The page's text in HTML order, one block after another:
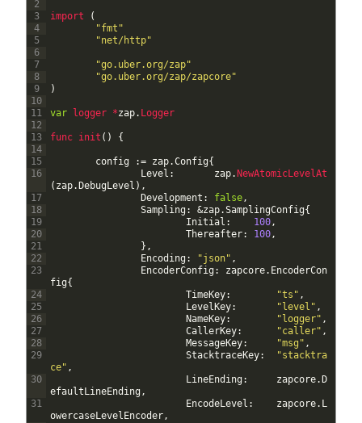
2
3
4
5
6
7
8
9
10
11
12
13
14
15
16
17
18
19
20
21
22
23
24
25
26
27
28
29
30
31
import
(
"fmt"
"net/http"
"go.uber.org/zap"
"go.uber.org/zap/zapcore"
)
var logger *zap. Logger
func init ( ) {
config := zap.Config{
Level : zap.NewAtomicLevelAt
( zap.DebugLevel ) ,
Development : false,
Sampling : &zap.SamplingConfig{
Initial : 100,
Thereafter: 100,
} ,
Encoding : "json" ,
EncoderConfig : zapcore. EncoderCon
fig{
TimeKey: "ts" ,
LevelKey: "level" ,
NameKey: "logger" ,
CallerKey: "caller" ,
MessageKey: "msg" ,
StacktraceKey:
"stacktra
ce" ,
LineEnding : zapcore.D
efaultLineEnding ,
EncodeLevel : zapcore. L
owercaseLevelEncoder,